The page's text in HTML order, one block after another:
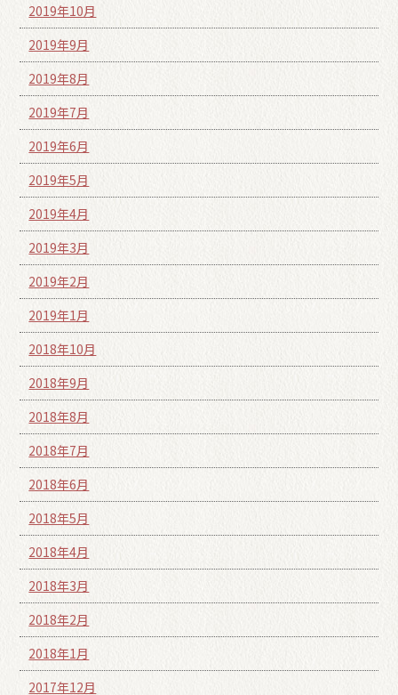
2019年10月
2019年9月
2019年8月
2019年7月
2019年6月
2019年5月
2019年4月
2019年3月
2019年2月
2019年1月
2018年10月
2018年9月
2018年8月
2018年7月
2018年6月
2018年5月
2018年4月
2018年3月
2018年2月
2018年1月
2017年12月